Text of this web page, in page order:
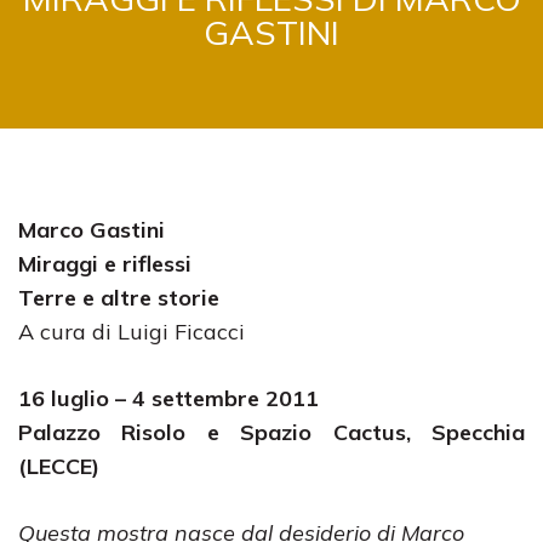
GASTINI
Marco Gastini
Miraggi e riflessi
Terre e altre storie
A cura di Luigi Ficacci
16 luglio – 4 settembre 2011
Palazzo Risolo e Spazio Cactus, Specchia
(LECCE)
Questa mostra nasce dal desiderio di Marco